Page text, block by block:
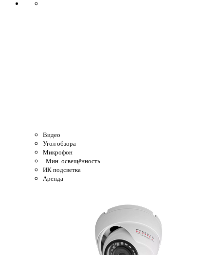
Видео
Угол обзора
Микрофон
Мин. освещённость
ИК подсветка
Аренда